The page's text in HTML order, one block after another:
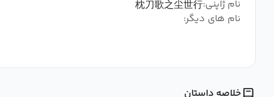
نام ژاپنی:枕刀歌之尘世行
نام های دیگر:
خلاصه داستان